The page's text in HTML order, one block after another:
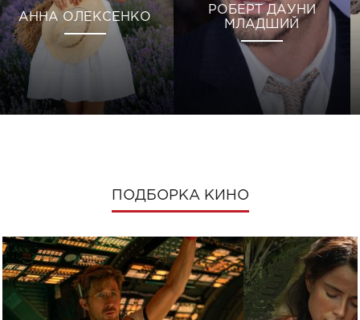
АННА ОЛЕКСЕНКО
РОБЕРТ ДАУНИ
МЛАДШИЙ
ПОДБОРКА КИНО